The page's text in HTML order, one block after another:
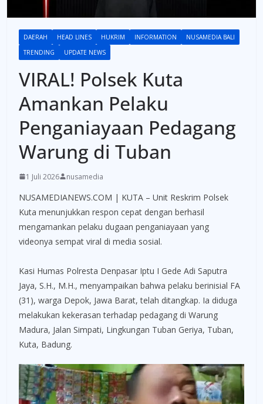
DAERAH HEAD LINES HUKRIM INFORMATION
NUSAMEDIA BALI
TRENDING
UPDATE NEWS
VIRAL! Polsek Kuta
Amankan Pelaku
Penganiayaan Pedagang
Warung di Tuban
1 Juli 2026 nusamedia
NUSAMEDIANEWS.COM | KUTA – Unit Reskrim Polsek
Kuta menunjukkan respon cepat dengan berhasil
mengamankan pelaku dugaan penganiayaan yang
videonya sempat viral di media sosial.
Kasi Humas Polresta Denpasar Iptu I Gede Adi Saputra
Jaya, S.H., M.H., menyampaikan bahwa pelaku berinisial FA
(31), warga Depok, Jawa Barat, telah ditangkap. Ia diduga
melakukan kekerasan terhadap pedagang di Warung
Madura, Jalan Simpati, Lingkungan Tuban Geriya, Tuban,
Kuta, Badung.